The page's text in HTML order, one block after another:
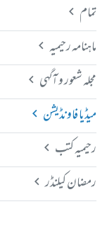
تمام
ماہنامہ رحیمیہ
مجلہ شعور و آگہی
میڈیا فاونڈیشن
رحیمیہ کتب
رمضان کیلنڈر